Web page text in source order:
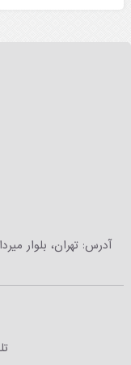
آدرس: تهران، بلوار